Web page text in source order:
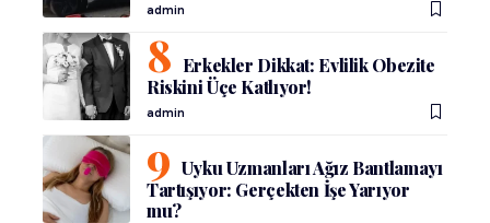
admin
Erkekler Dikkat: Evlilik Obezite
Riskini Üçe Katlıyor!
admin
Uyku Uzmanları Ağız Bantlamayı
Tartışıyor: Gerçekten İşe Yarıyor
mu?